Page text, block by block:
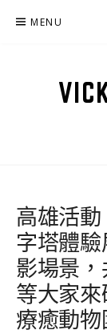
MENU
高雄活
字塔體
影場景
等大家
療癒動